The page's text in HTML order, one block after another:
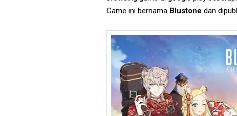
Game ini bernama Blustone dan